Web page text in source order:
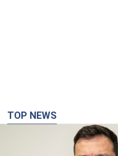
TOP NEWS